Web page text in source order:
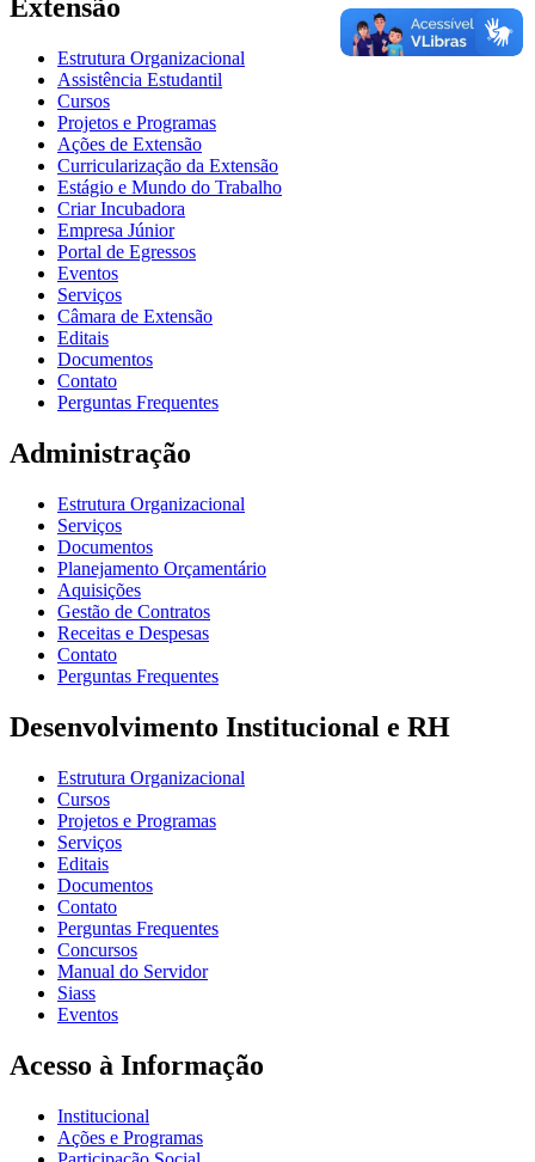
Extensão
Estrutura Organizacional
Assistência Estudantil
Cursos
Projetos e Programas
Ações de Extensão
Curricularização da Extensão
Estágio e Mundo do Trabalho
Criar Incubadora
Empresa Júnior
Portal de Egressos
Eventos
Serviços
Câmara de Extensão
Editais
Documentos
Contato
Perguntas Frequentes
Administração
Estrutura Organizacional
Serviços
Documentos
Planejamento Orçamentário
Aquisições
Gestão de Contratos
Receitas e Despesas
Contato
Perguntas Frequentes
Desenvolvimento Institucional e RH
Estrutura Organizacional
Cursos
Projetos e Programas
Serviços
Editais
Documentos
Contato
Perguntas Frequentes
Concursos
Manual do Servidor
Siass
Eventos
Acesso à Informação
Institucional
Ações e Programas